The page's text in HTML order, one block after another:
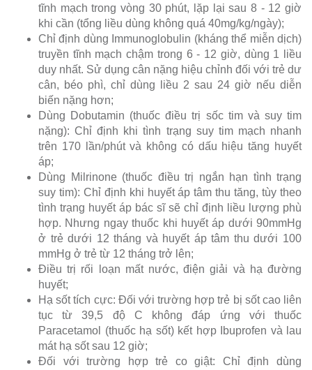
tĩnh mạch trong vòng 30 phút, lặp lại sau 8 - 12 giờ
khi cần (tổng liều dùng không quá 40mg/kg/ngày);
Chỉ định dùng Immunoglobulin (kháng thể miễn dịch)
truyền tĩnh mạch chậm trong 6 - 12 giờ, dùng 1 liều
duy nhất. Sử dụng cân nặng hiệu chỉnh đối với trẻ dư
cân, béo phì, chỉ dùng liều 2 sau 24 giờ nếu diễn
biến nặng hơn;
Dùng Dobutamin (thuốc điều trị sốc tim và suy tim
nặng): Chỉ định khi tình trạng suy tim mạch nhanh
trên 170 lần/phút và không có dấu hiệu tăng huyết
áp;
Dùng Milrinone (thuốc điều trị ngắn hạn tình trạng
suy tim): Chỉ định khi huyết áp tâm thu tăng, tùy theo
tình trạng huyết áp bác sĩ sẽ chỉ định liều lượng phù
hợp. Nhưng ngay thuốc khi huyết áp dưới 90mmHg
ở trẻ dưới 12 tháng và huyết áp tâm thu dưới 100
mmHg ở trẻ từ 12 tháng trở lên;
Điều trị rối loạn mất nước, điện giải và hạ đường
huyết;
Hạ sốt tích cực: Đối với trường hợp trẻ bị sốt cao liên
tục từ 39,5 độ C không đáp ứng với thuốc
Paracetamol (thuốc hạ sốt) kết hợp Ibuprofen và lau
mát hạ sốt sau 12 giờ;
Đối với trường hợp trẻ co giật: Chỉ định dùng